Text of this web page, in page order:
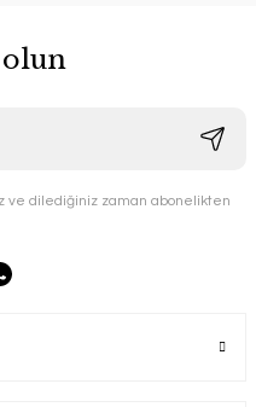
olun
ve dilediğiniz zaman abonelikten